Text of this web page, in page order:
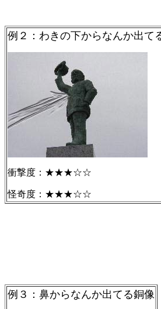
例２：わきの下からなんか出て
衝撃度：★★★☆☆
怪奇度：★★★☆☆
例３：鼻からなんか出てる銅像